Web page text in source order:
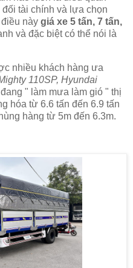
tài chính và lựa chọn
này giá xe 5 tấn, 7 tấn,
và đặc biệt có thể nói là
nhiều khách hàng ưa
110SP, Hyundai
đang " làm mưa làm gió " thị
hóa từ 6.6 tấn đến 6.9 tấn
hàng từ 5m đến 6.3m.